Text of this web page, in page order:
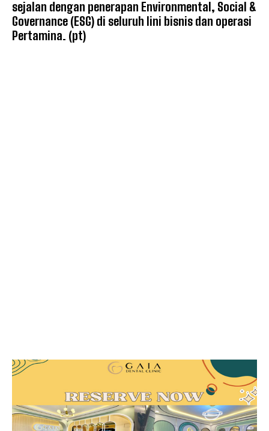
sejalan dengan penerapan Environmental, Social &
Governance (ESG) di seluruh lini bisnis dan operasi
Pertamina. (pt)